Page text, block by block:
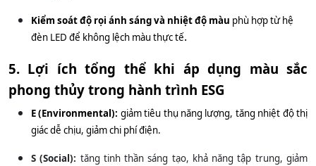
Kiểm soát độ rọi ánh sáng và nhiệt độ màu phù hợp từ hệ
đèn LED để không lệch màu thực tế.
5. Lợi ích tổng thể khi áp dụng màu sắc
phong thủy trong hành trình ESG
E (Environmental): giảm tiêu thụ năng lượng, tăng nhiệt độ thị
giác dễ chịu, giảm chi phí điện.
S (Social): tăng tinh thần sáng tạo, khả năng tập trung, giảm